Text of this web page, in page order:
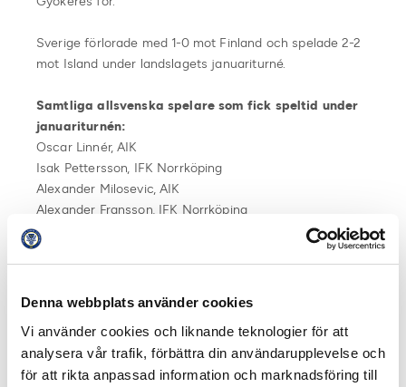
Denna webbplats använder cookies
Vi använder cookies och liknande teknologier för att
analysera vår trafik, förbättra din användarupplevelse och
för att rikta anpassad information och marknadsföring till
Sverige förlorade med 1-0 mot Finland och spelade 2-2
mot Island under landslagets januariturné.
Samtliga allsvenska spelare som fick speltid under
januariturnén:
Oscar Linnér, AIK
Isak Pettersson, IFK Norrköping
Alexander Milosevic, AIK
Alexander Fransson, IFK Norrköping
Kalle Holmberg, IFK Norrköping
Alexander Jeremejeff, BK Häcken
Robin Jansson, AIK
Hosam Aiesh, Östersunds FK
Jonathan Augustinsson, Djurgårdens IF
Simon Thern, IFK Norrköping